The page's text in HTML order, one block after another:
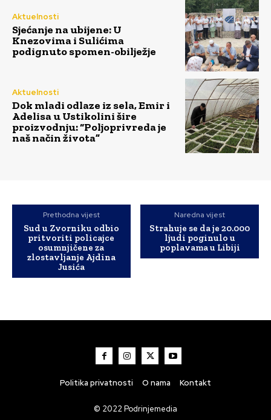
Aktuelnosti
Sjećanje na ubijene: U
Knezovima i Sulićima
podignuto spomen-obilježje
Aktuelnosti
Dok mladi odlaze iz sela, Emir i
Adelisa u Ustikolini šire
proizvodnju: “Poljoprivreda je
naš način života”
Prethodna vijest
Sud u Zvorniku odbio
pritvoriti policajce
osumnjičene za
zlostavljanje Ajdina
Jusića
Naredna vijest
Strahuje se da je 20.000
ljudi poginulo u
poplavama u Libiji
Politika privatnosti O nama Kontakt
© 2022 Podrinjemedia